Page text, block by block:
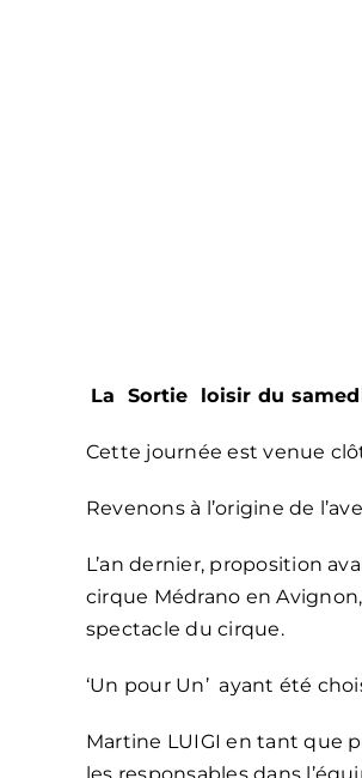
La Sortie loisir du samedi
Cette journée est venue
Revenons à l’origine de
L’an dernier, proposition
cirque Médrano en
spectacle du cirque.
‘Un pour Un’ ayant été
Martine LUIGI en tant que